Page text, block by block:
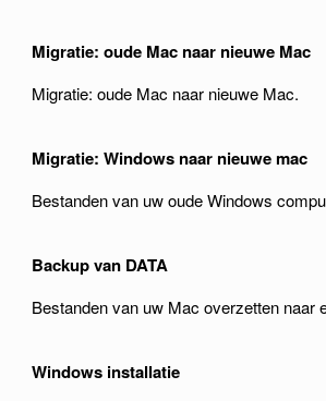
Migratie: oude Mac naar nieuwe Mac
Migratie: oude Mac naar nieuwe Mac.
Migratie: Windows naar nieuwe mac
Bestanden van uw oude Windows
Backup van DATA
Bestanden van uw Mac overzetten naar
Windows installatie